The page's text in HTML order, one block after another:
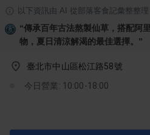
以下資訊由 AI 從部落客食記彙整整理
“傳承百年古法熬製仙草，搭配阿
物，夏日清涼解渴的最佳選擇。 ”
臺北市中山區松江路58號
今日營業: 10:00-18:00